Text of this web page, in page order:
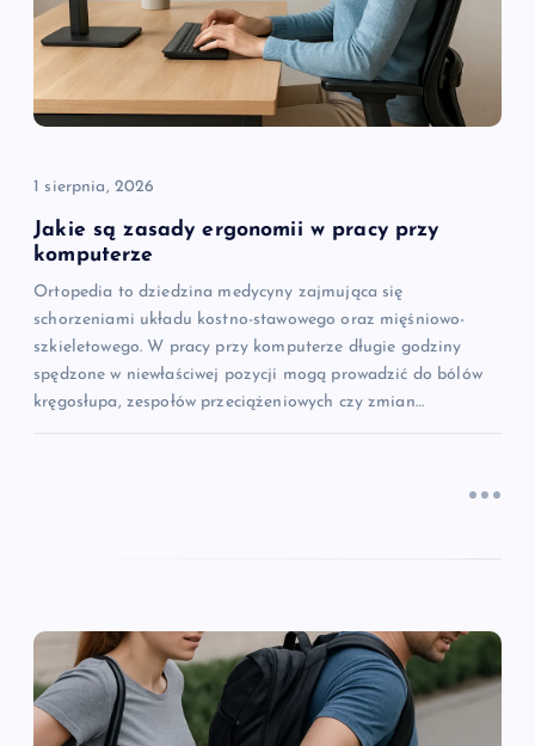
a
w
p
s
u
1 sierpnia, 2026
Jakie są zasady ergonomii w pracy przy
komputerze
Ortopedia to dziedzina medycyny zajmująca się
schorzeniami układu kostno-stawowego oraz mięśniowo-
szkieletowego. W pracy przy komputerze długie godziny
spędzone w niewłaściwej pozycji mogą prowadzić do bólów
kręgosłupa, zespołów przeciążeniowych czy zmian…